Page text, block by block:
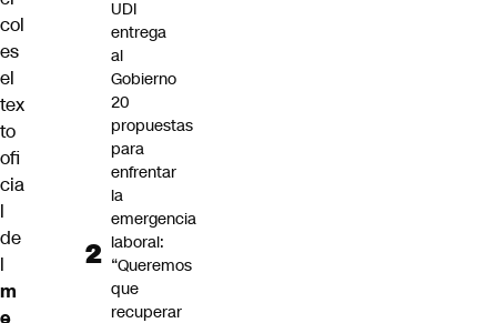
col
es
el
tex
to
ofi
cia
l
de
l
m
UDI
entrega
al
Gobierno
20
propuestas
para
enfrentar
la
emergencia
laboral:
“Queremos
que
recuperar